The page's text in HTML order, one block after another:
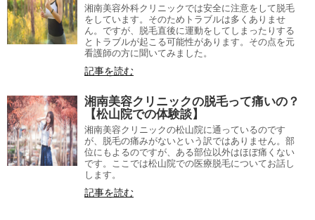
湘南美容外科クリニックでは安全に注意をして脱毛
をしています。そのためトラブルは多くありませ
ん。ですが、脱毛直後に運動をしてしまったりする
とトラブルが起こる可能性があります。その点を元
看護師の方に聞いてみました。
記事を読む
湘南美容クリニックの脱毛って痛いの？
【松山院での体験談】
湘南美容クリニックの松山院に通っているのです
が、脱毛の痛みがないという訳ではありません。部
位にもよるのですが、ある部位以外はほぼ痛くない
です。ここでは松山院での医療脱毛についてお話し
します。
記事を読む